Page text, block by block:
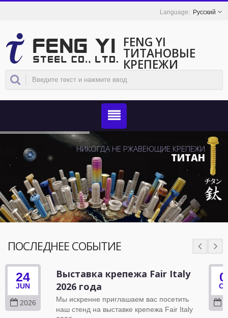
Русский
FENG YI
ТИТАНОВЫЕ
КРЕПЕЖИ
НИКОГДА НЕ РЖАВЕЮЩИЕ КРЕПЕЖИ
ТИТАН
ПОСЛЕДНЕЕ СОБЫТИЕ
24
JUN
2026
Выставка крепежа Fair Italy
2026 года
Мы искренне приглашаем вас посетить
наш стенд на выставке крепежа Fair Italy